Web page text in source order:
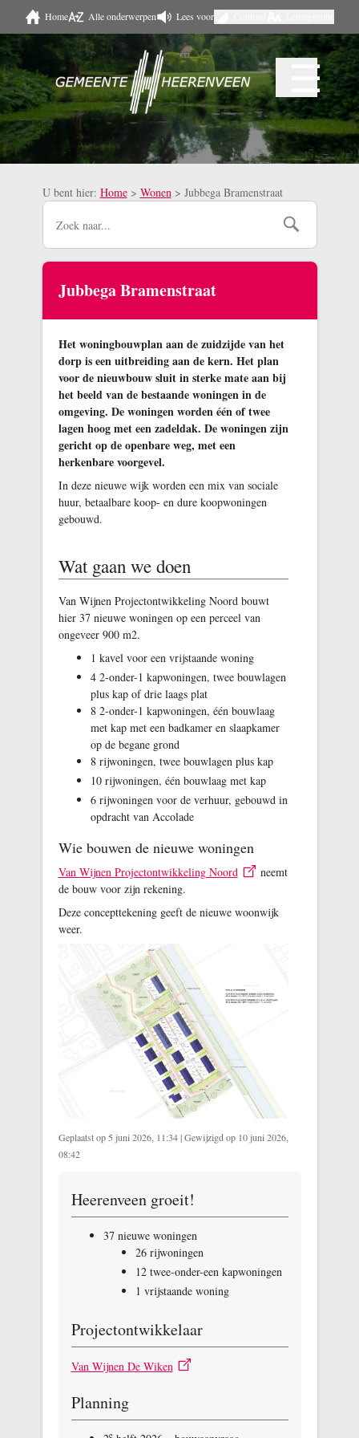
Naar hoofdinhoud
Home Alle onderwerpen Lees voor
Menu ☰
U bent hier: Home > Wonen > Jubbega Bramenstraat
Jubbega Bramenstraat
Het woningbouwplan aan de zuidzijde van het
dorp is een uitbreiding aan de kern. Het plan
voor de nieuwbouw sluit in sterke mate aan bij
het beeld van de bestaande woningen in de
omgeving. De woningen worden één of twee
lagen hoog met een zadeldak. De woningen zijn
gericht op de openbare weg, met een
herkenbare voorgevel.
In deze nieuwe wijk worden een mix van sociale
huur, betaalbare koop- en dure koopwoningen
gebouwd.
Wat gaan we doen
Van Wijnen Projectontwikkeling Noord bouwt
hier 37 nieuwe woningen op een perceel van
ongeveer 900 m2.
1 kavel voor een vrijstaande woning
4 2-onder-1 kapwoningen, twee bouwlagen
plus kap of drie laags plat
8 2-onder-1 kapwoningen, één bouwlaag
met kap met een badkamer en slaapkamer
op de begane grond
8 rijwoningen, twee bouwlagen plus kap
10 rijwoningen, één bouwlaag met kap
6 rijwoningen voor de verhuur, gebouwd in
opdracht van Accolade
Wie bouwen de nieuwe woningen
Van Wijnen Projectontwikkeling Noord
neemt
de bouw voor zijn rekening.
Deze concepttekening geeft de nieuwe woonwijk
weer.
Geplaatst op 5 juni 2026, 11:34|Gewijzigd op 10 juni 2026,
08:42
Heerenveen groeit!
37 nieuwe woningen
26 rijwoningen
12 twee-onder-een kapwoningen
1 vrijstaande woning
Projectontwikkelaar
Van Wijnen De Wiken
Planning
e